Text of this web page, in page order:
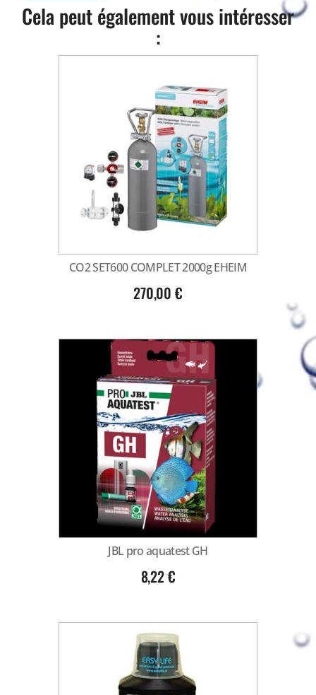
Cela peut également vous intéresser
:
CO2 SET600 COMPLET 2000g EHEIM
270,00 €
JBL pro aquatest GH
8,22€